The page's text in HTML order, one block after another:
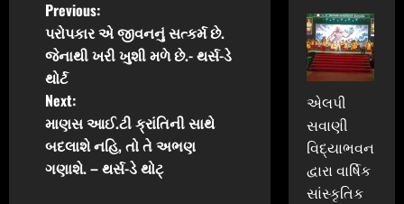
P
o
s
t
n
Previous:
પરોપકાર એ જીવનનું સત્કર્મ છે.
જેનાથી ખરી ખુશી મળે છે.- થર્સ-ડે
થોર્ટ
Next:
માણસ આઈ.ટી ક્રાંતિની સાથે
બદલાશે નહિ, તો તે અભણ
ગણાશે. – થર્સ-ડે થોટ્
એલપી
સવાણી
વિદ્યાભવન
દ્વારા વાર્ષિક
સાંસ્કૃતિક